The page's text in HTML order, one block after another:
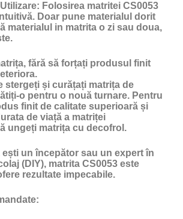
Folosirea matritei CS0053
Doar pune materialul dorit
materialul in matrita o zi sau doua,
fără să forțați produsul finit
stergeți și curățați matrița de
o pentru o nouă turnare. Pentru
finit de calitate superioară și
de viață a matriței
ungeți matrița cu decofrol .
ești un începător sau un expert în
(DIY), matrita CS0053 este
rezultate impecabile.